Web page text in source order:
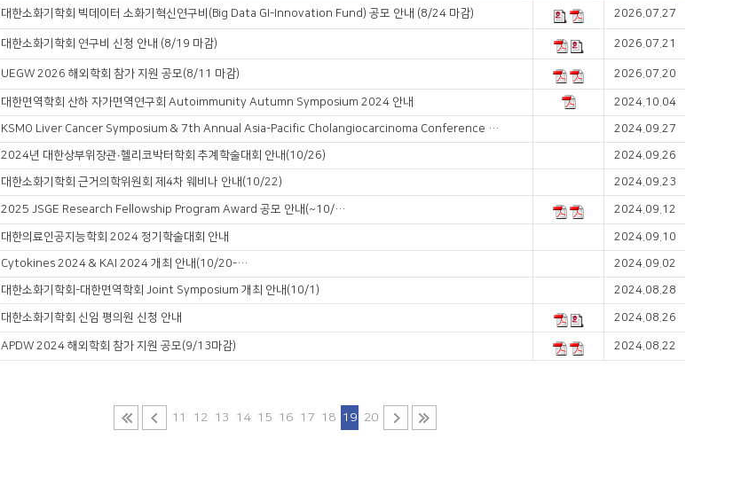
대한소화기학회 빅데이터 소화기혁신연구비(Big Data GI-Innovation Fund) 공모 안내 (8/24 마감) 2026.07.27
대한소화기학회 연구비 신청 안내 (8/19 마감) 2026.07.21
UEGW 2026 해외학회 참가 지원 공모(8/11 마감) 2026.07.20
대한면역학회 산하 자가면역연구회 Autoimmunity Autumn Symposium 2024 안내 2024.10.04
KSMO Liver Cancer Symposium & 7th Annual Asia-Pacific Cholangiocarcinoma Conference 안내 (11/2-3) 2024.09.27
2024년 대한상부위장관∙헬리코박터학회 추계학술대회 안내(10/26) 2024.09.26
대한소화기학회 근거의학위원회 제4차 웨비나 안내(10/22) 2024.09.23
2025 JSGE Research Fellowship Program Award 공모 안내(~10/25) 2024.09.12
대한의료인공지능학회 2024 정기학술대회 안내 2024.09.10
Cytokines 2024 & KAI 2024 개최 안내(10/20-23) 2024.09.02
대한소화기학회-대한면역학회 Joint Symposium 개최 안내(10/1) 2024.08.28
대한소화기학회 신임 평의원 신청 안내 2024.08.26
APDW 2024 해외학회 참가 지원 공모(9/13마감) 2024.08.22
11 12 13 14 15 16 17 18 19 20